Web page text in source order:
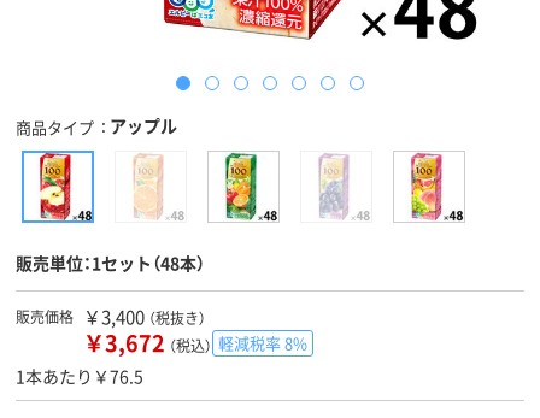
商品タイプ アップル
販売単位：1セット（48本）
販売価格 ￥3,400 （税抜き）
￥3,672 （税込） 軽減税率 8%
1本あたり￥76.5